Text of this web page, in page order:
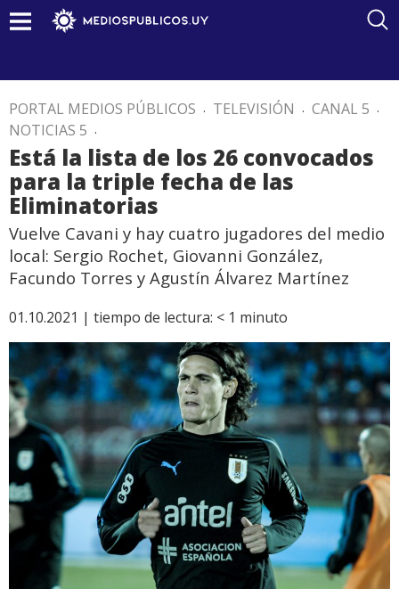
PORTAL MEDIOS PÚBLICOS . TELEVISIÓN . CANAL 5 .
NOTICIAS 5 .
Está la lista de los 26 convocados
para la triple fecha de las
Eliminatorias
Vuelve Cavani y hay cuatro jugadores del medio
local: Sergio Rochet, Giovanni González,
Facundo Torres y Agustín Álvarez Martínez
01.10.2021 | tiempo de lectura: < 1 minuto